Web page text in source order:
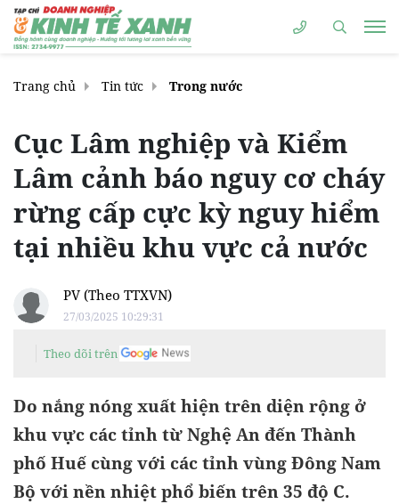
Trang chủ Tin tức Trong nước
Cục Lâm nghiệp và Kiểm
Lâm cảnh báo nguy cơ cháy
rừng cấp cực kỳ nguy hiểm
tại nhiều khu vực cả nước
PV (Theo TTXVN)
27/03/2025 10:29:31
Theo dõi trên
Do nắng nóng xuất hiện trên diện rộng ở
khu vực các tỉnh từ Nghệ An đến Thành
phố Huế cùng với các tỉnh vùng Đông Nam
Bộ với nền nhiệt phổ biến trên 35 độ C.